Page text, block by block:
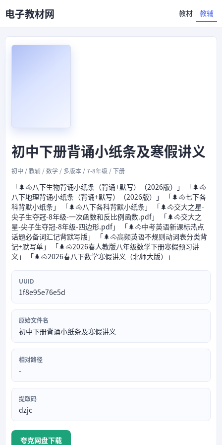
电子教材网 教材 教辅
初中下册背诵小纸条及寒假讲义
初中 / 教辅 / 数学 / 多版本 / 7-8年级 / 下册
「🌲🐴八下生物背诵小纸条（背诵+默写）（2026版）」 「🌲🐴
八下地理背诵小纸条（背诵+默写）（2026版）」 「🌲🐴七下各
科背默小纸条」 「🌲🐴八下各科背默小纸条」 「🌲🐴交大之星-
尖子生夺冠-8年级-一次函数和反比例函数.pdf」 「🌲🐴交大之
星-尖子生夺冠-8年级-四边形.pdf」 「🌲🐴中考英语新课标热点
话题必备词汇记背默写版」 「🌲🐴高频英语不规则动词表分类背
记+默写单」 「🌲🐴2026春人教版八年级数学下册寒假预习讲
义」 「🌲🐴2026春八下数学寒假讲义（北师大版）」
UUID
1f8e95e76e5d
原始文件名
初中下册背诵小纸条及寒假讲义
相对路径
-
提取码
dzjc
夸克网盘下载